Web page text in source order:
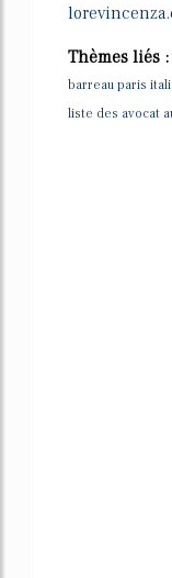
Thèmes liés :
barreau paris
liste des avocat